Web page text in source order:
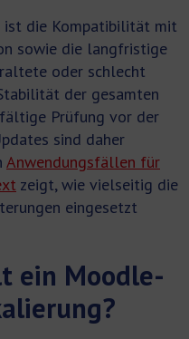
ist die Kompatibilität mit
sowie die langfristige
oder schlecht
der gesamten
Prüfung vor der
sind daher
Anwendungsfällen für
zeigt, wie vielseitig die
eingesetzt
ein Moodle-